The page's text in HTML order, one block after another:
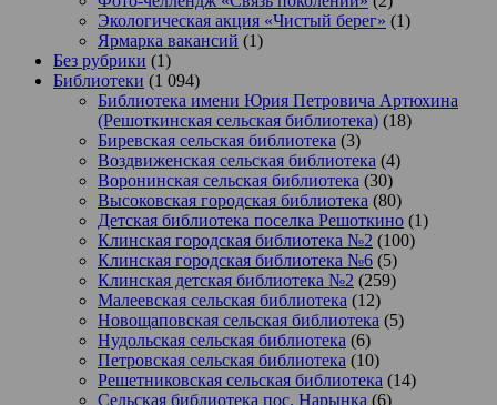
Экологическая акция «Чистый берег» (1)
Ярмарка вакансий (1)
Без рубрики (1)
Библиотеки (1 094)
Библиотека имени Юрия Петровича Артюхина
(Решоткинская сельская библиотека) (18)
Биревская сельская библиотека (3)
Воздвиженская сельская библиотека (4)
Воронинская сельская библиотека (30)
Высоковская городская библиотека (80)
Детская библиотека поселка Решоткино (1)
Клинская городская библиотека №2 (100)
Клинская городская библиотека №6 (5)
Клинская детская библиотека №2 (259)
Малеевская сельская библиотека (12)
Новощаповская сельская библиотека (5)
Нудольская сельская библиотека (6)
Петровская сельская библиотека (10)
Решетниковская сельская библиотека (14)
Сельская библиотека пос. Нарынка (6)